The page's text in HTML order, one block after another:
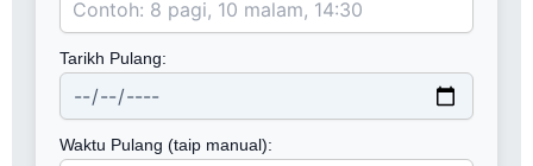
Tarikh Pulang:
Waktu Pulang (taip manual):